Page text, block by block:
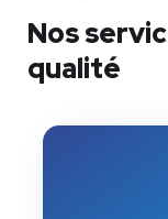
Nos
qualité